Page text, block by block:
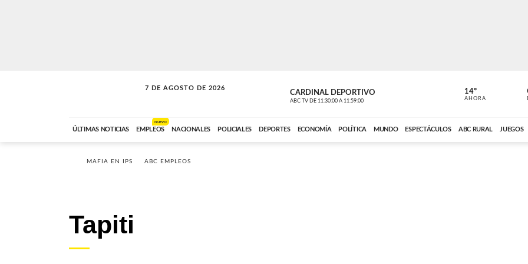
7 DE AGOSTO DE 2026
LA MOVIDA CARDINAL DEPORTIVO
ABC TV DE 11:30:00 A 11:59:00
CARDINAL
ABC CARDINAL
14º
AHORA
ÚLTIMAS NOTICIAS EMPLEOS
NUEVO
NACIONALES POLICIALES DEPORTES ECONOMÍA POLÍTICA MUNDO ESPECTÁCULOS ABC RURAL JUEGOS
MAFIA EN IPS ABC EMPLEOS
Tapiti